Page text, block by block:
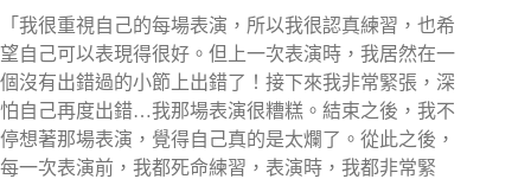
「我很重視自己的每場表演，所以我很認真練習，也希
望自己可以表現得很好。但上一次表演時，我居然在一
個沒有出錯過的小節上出錯了！接下來我非常緊張，深
怕自己再度出錯…我那場表演很糟糕。結束之後，我不
停想著那場表演，覺得自己真的是太爛了。從此之後，
每一次表演前，我都死命練習，表演時，我都非常緊